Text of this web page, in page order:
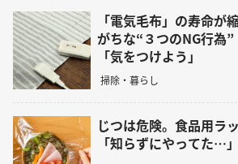
「電気毛布」の寿命が
がちな“３つのNG行為
「気をつけよう」
掃除・暮らし
じつは危険。食品用ラ
「知らずにやってた…